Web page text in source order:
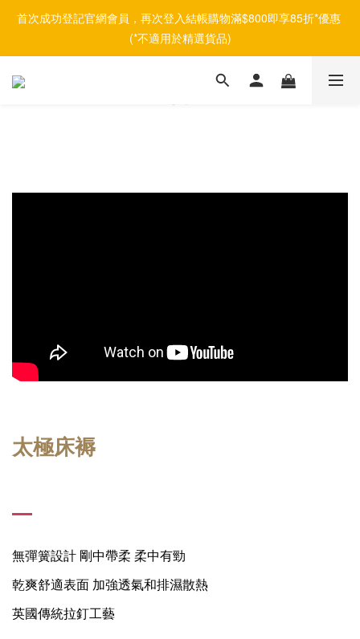
首次成功登記官網會員，再次登入結帳購物滿$800即享85折*優惠
(*不適用於精選貨品)
太極床褥
無彈簧設計 剛中帶柔 柔中有勁
乾爽舒適表面 加強透氣和排濕散熱
英國傳統拉釘工藝